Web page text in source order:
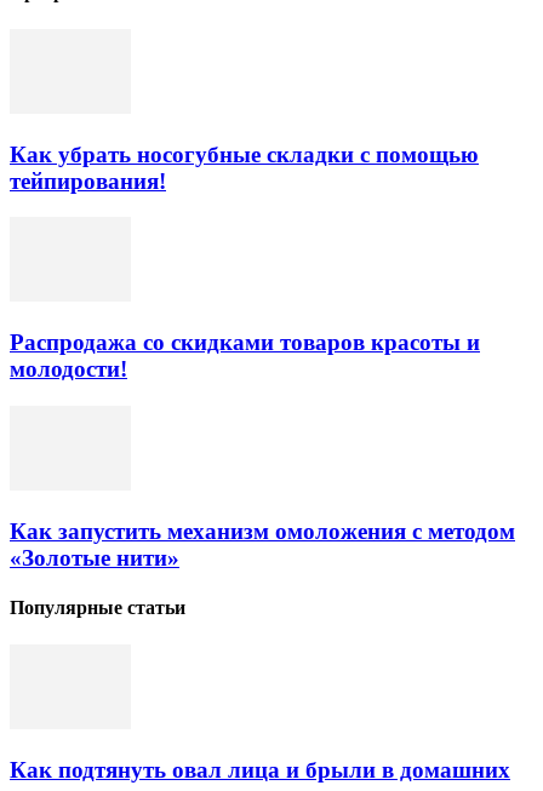
Как убрать носогубные складки с помощью
тейпирования!
Распродажа со скидками товаров красоты и
молодости!
Как запустить механизм омоложения с методом
«Золотые нити»
Популярные статьи
Как подтянуть овал лица и брыли в домашних